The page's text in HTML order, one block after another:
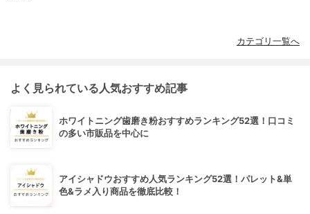
カテゴリ一覧へ
よく見られている人気おすすめ記事
ホワイトニング歯磨き粉おすすめランキング52選！口コミ
の多い市販品を中心に
アイシャドウおすすめ人気ランキング52選！パレット&単
色&ラメ入り商品を徹底比較！